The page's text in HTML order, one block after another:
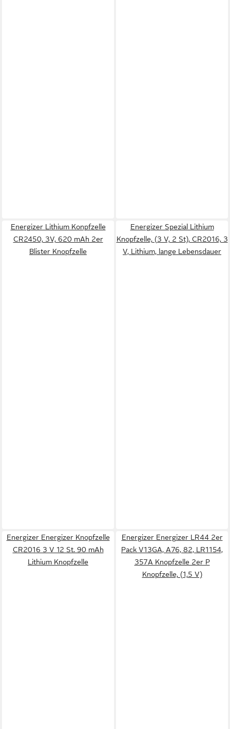
Energizer Lithium Konpfzelle
CR2450, 3V, 620 mAh 2er
Blister Knopfzelle
Energizer Spezial Lithium
Knopfzelle, (3 V, 2 St), CR2016, 3
V, Lithium, lange Lebensdauer
Energizer Energizer Knopfzelle
CR2016 3 V 12 St. 90 mAh
Lithium Knopfzelle
Energizer Energizer LR44 2er
Pack V13GA, A76, 82, LR1154,
357A Knopfzelle 2er P
Knopfzelle, (1,5 V)